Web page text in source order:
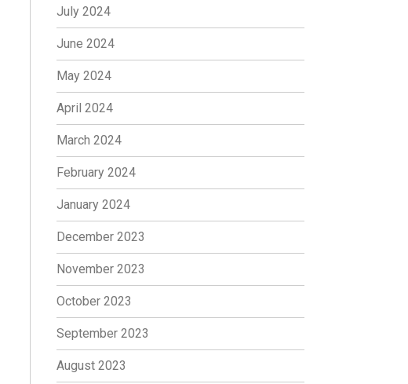
July 2024
June 2024
May 2024
April 2024
March 2024
February 2024
January 2024
December 2023
November 2023
October 2023
September 2023
August 2023